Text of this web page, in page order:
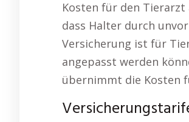
Kosten für den
dass Halter durch
Versicherung ist für
angepasst werden
übernimmt die Kosten